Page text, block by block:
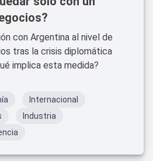
con Argentina al nivel de
tras la crisis diplomática
implica esta medida?
Internacional
Industria